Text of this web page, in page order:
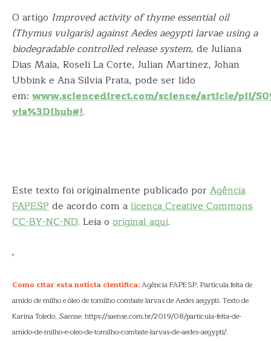
O artigo Improved activity of thyme essential oil
(Thymus vulgaris) against Aedes aegypti larvae using a
biodegradable controlled release system, de Juliana
Dias Maia, Roseli La Corte, Julian Martinez, Johan
Ubbink e Ana Silvia Prata, pode ser lido
em: www.sciencedirect.com/science/article/pii/
via%3Dihub#!.
Este texto foi originalmente publicado porAgência
FAPESPde acordo com alicença Creative Commons
CC-BY-NC-ND. Leia o original aqui.
Como citar esta notícia científica:Agência FAPESP. Partícula feita de
amido de milho e óleo de tomilho combate larvas de Aedes aegypti. Texto de
Karina Toledo. Saense. https://saense.com.br/2019/08/particula-feita-de-
amido-de-milho-e-oleo-de-tomilho-combate-larvas-de-aedes-aegypti/.